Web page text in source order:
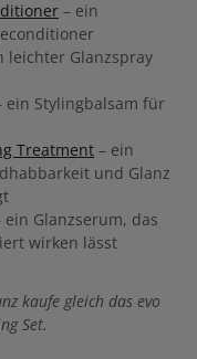
– ein
leichter Glanzspray
ein Stylingbalsam für
Treatment – ein
und Glanz
ein Glanzserum, das
wirken lässt
kaufe gleich das evo
Set.